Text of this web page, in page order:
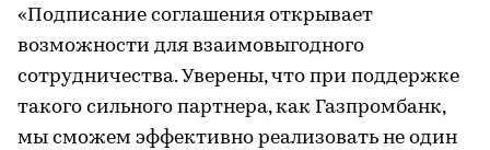
«Подписание соглашения открывает
возможности для взаимовыгодного
сотрудничества. Уверены, что при поддержке
такого сильного партнера, как Газпромбанк,
мы сможем эффективно реализовать не один